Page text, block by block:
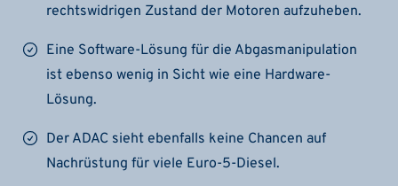
rechtswidrigen Zustand der Motoren aufzuheben.
Eine Software-Lösung für die Abgasmanipulation
ist ebenso wenig in Sicht wie eine Hardware-
Lösung.
Der ADAC sieht ebenfalls keine Chancen auf
Nachrüstung für viele Euro-5-Diesel.